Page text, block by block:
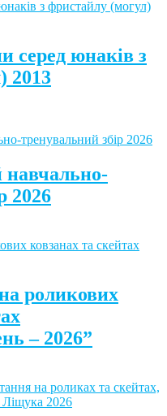
серед юнаків з
2013
навчально-
2026
роликових
– 2026”